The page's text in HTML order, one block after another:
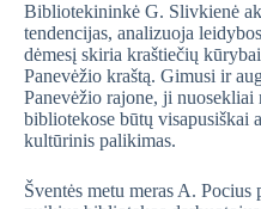
Bibliotekininkė G. Slivkienė
tendencijas, analizuoja
dėmesį skiria kraštiečių
Panevėžio kraštą. Gimusi ir
Panevėžio rajone, ji nuosekliai
bibliotekose būtų visapusiškai
kultūrinis palikimas.
Šventės metu meras A. Pocius